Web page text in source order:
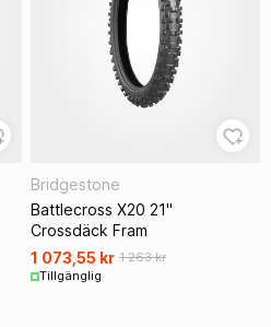
Bridgestone
Battlecross X20 21"
Crossdäck Fram
1 073,55 kr 1 263 kr
Tillgänglig